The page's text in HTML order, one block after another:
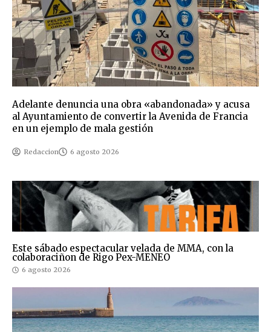
Adelante denuncia una obra «abandonada» y acusa
al Ayuntamiento de convertir la Avenida de Francia
en un ejemplo de mala gestión
Redaccion 6 agosto 2026
Este sábado espectacular velada de MMA, con la
colaboraciñon de Rigo Pex-MENEO
6 agosto 2026